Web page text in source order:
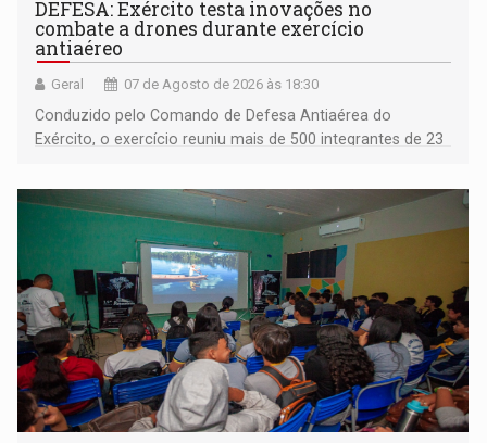
DEFESA: Exército testa inovações no
combate a drones durante exercício
antiaéreo
Geral 07 de Agosto de 2026 às 18:30
Conduzido pelo Comando de Defesa Antiaérea do
Exército, o exercício reuniu mais de 500 integrantes de 23